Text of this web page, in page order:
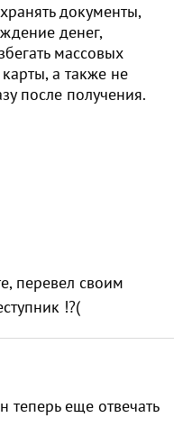
документы,
денег,
массовых
а также не
после получения.
перевел своим
!?(
еще отвечать